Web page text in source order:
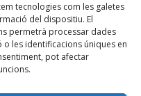
tecnologies com les galetes
del dispositiu. El
permetrà processar dades
les identificacions úniques en
pot afectar